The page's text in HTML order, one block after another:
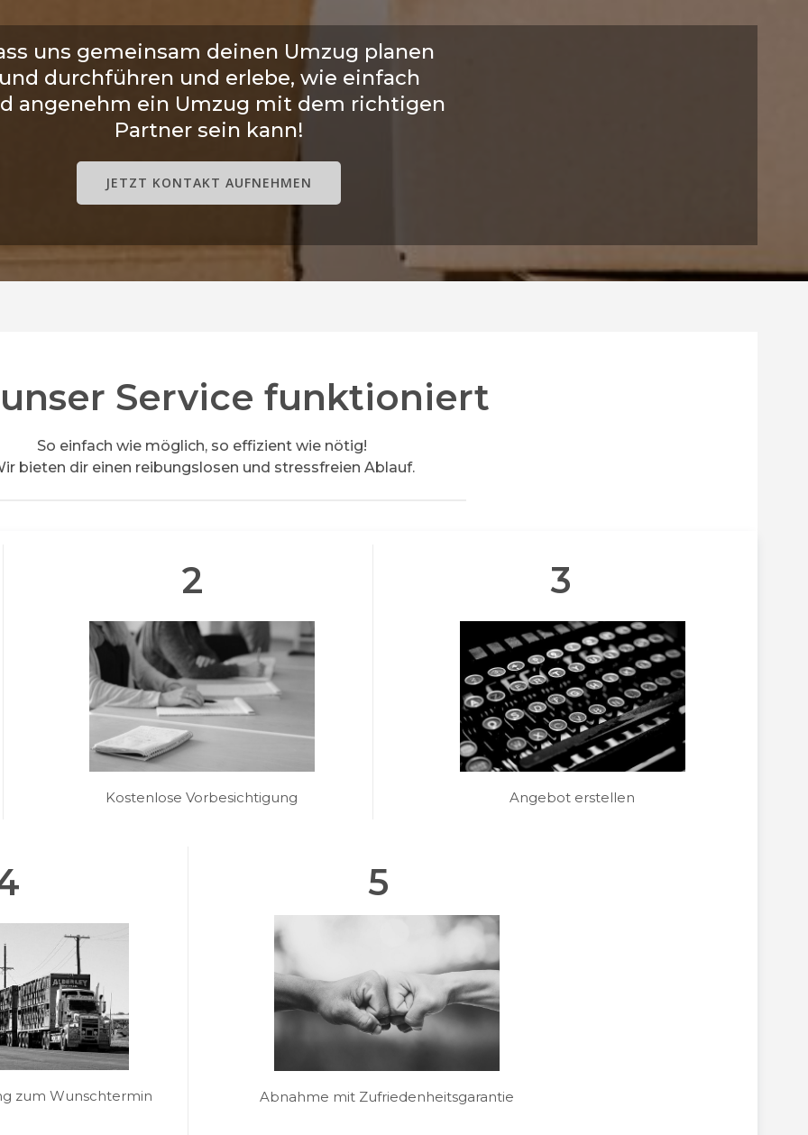
uns gemeinsam deinen Umzug planen
durchführen und erlebe, wie einfach
angenehm ein Umzug mit dem richtigen
Partner sein kann!
JETZT KONTAKT AUFNEHMEN
Service funktioniert
So einfach wie möglich, so effizient wie nötig!
bieten dir einen reibungslosen und stressfreien Ablauf.
2
Kostenlose Vorbesichtigung
3
Angebot erstellen
zum Wunschtermin
5
Abnahme mit Zufriedenheitsgarantie